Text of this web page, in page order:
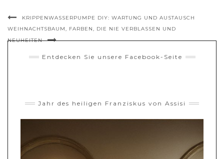
KRIPPENWASSERPUMPE DIY: WARTUNG UND AUSTAUSCH
WEIHNACHTSBAUM, FARBEN, DIE NIE VERBLASSEN UND
NEUHEITEN
Entdecken Sie unsere Facebook-Seite
Jahr des heiligen Franziskus von Assisi